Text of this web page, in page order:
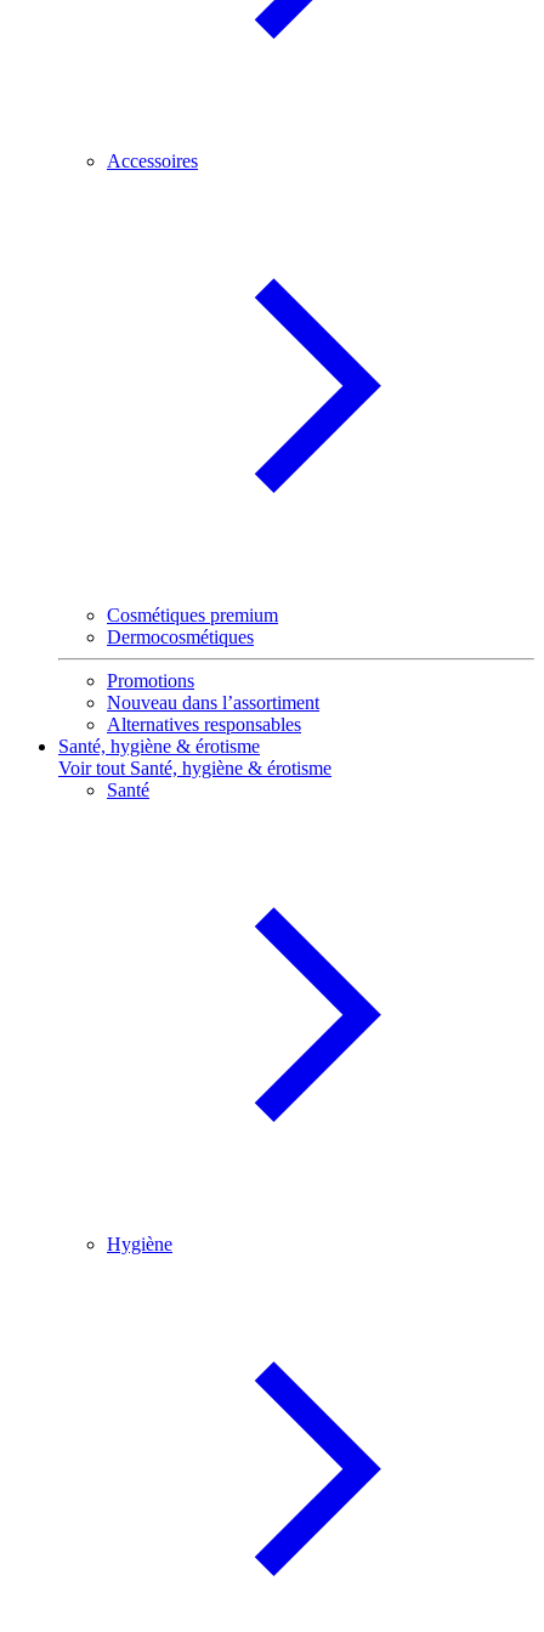
Accessoires
Cosmétiques premium
Dermocosmétiques
Promotions
Nouveau dans l’assortiment
Alternatives responsables
Santé, hygiène & érotisme
Voir tout Santé, hygiène & érotisme
Santé
Hygiène